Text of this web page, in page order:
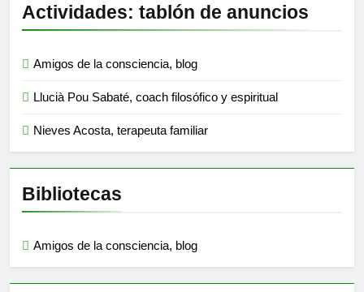
Actividades: tablón de anuncios
Amigos de la consciencia, blog
Llucià Pou Sabaté, coach filosófico y espiritual
Nieves Acosta, terapeuta familiar
Bibliotecas
Amigos de la consciencia, blog